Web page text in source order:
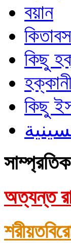
বয়ান
কিছু
কিছু
অত্যন্ত